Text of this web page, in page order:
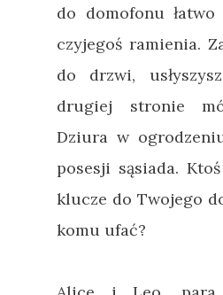
do domofonu
czyjegoś ramienia.
do drzwi,
drugiej stronie
Dziura w
posesji sąsiada.
klucze do Twojego
komu ufać?